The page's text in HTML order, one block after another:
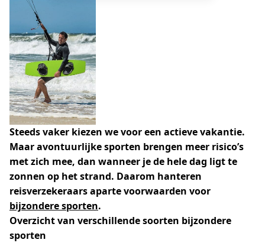
Steeds vaker kiezen we voor een actieve vakantie.
Maar avontuurlijke sporten brengen meer risico’s
met zich mee, dan wanneer je de hele dag ligt te
zonnen op het strand. Daarom hanteren
reisverzekeraars aparte voorwaarden voor
bijzondere sporten.
Overzicht van verschillende soorten bijzondere
sporten